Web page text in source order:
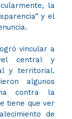
la
y el
vincular a
central y
y territorial.
algunos
contra la
tiene que ver
de